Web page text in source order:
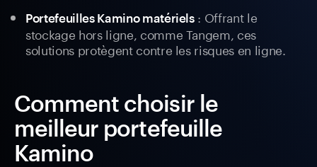
Portefeuilles Kamino matériels: Offrant le
stockage hors ligne, comme Tangem, ces
solutions protègent contre les risques en ligne.
Comment choisir le
meilleur portefeuille
Kamino